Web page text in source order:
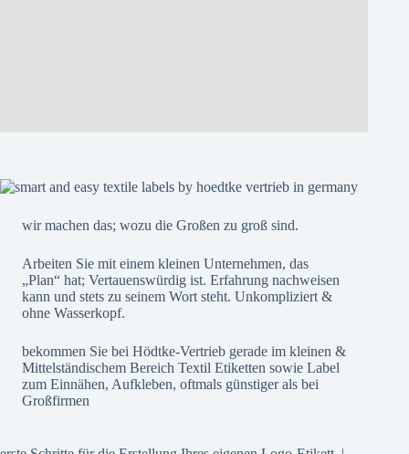
wir machen das; wozu die Großen zu groß sind.
Arbeiten Sie mit einem kleinen Unternehmen, das
„Plan“ hat; Vertauenswürdig ist. Erfahrung nachweisen
kann und stets zu seinem Wort steht. Unkompliziert &
ohne Wasserkopf.
bekommen Sie bei Hödtke-Vertrieb gerade im kleinen &
Mittelständischem Bereich Textil Etiketten sowie Label
zum Einnähen, Aufkleben, oftmals günstiger als bei
Großfirmen